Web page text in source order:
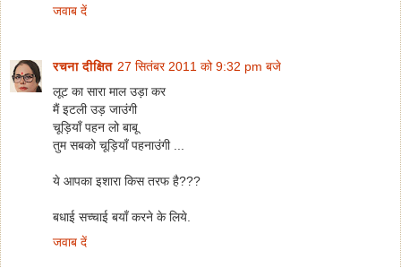
जवाब दें
रचना दीक्षित 27 सितंबर 2011 को 9:32 pm बजे
लूट का सारा माल उड़ा कर
मैं इटली उड़ जाउंगी
चूड़ियाँ पहन लो बाबू
तुम सबको चूड़ियाँ पहनाउंगी ...
ये आपका इशारा किस तरफ है???
बधाई सच्चाई बयाँ करने के लिये.
जवाब दें